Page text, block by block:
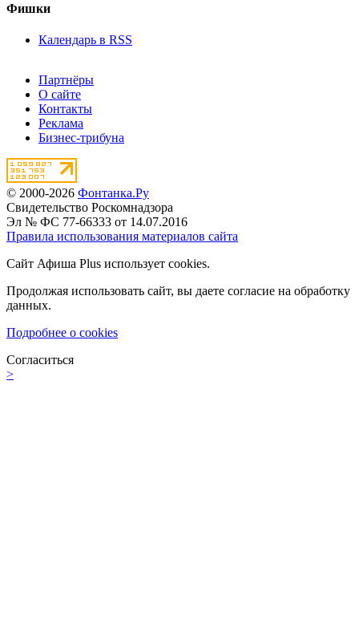
Фишки
Календарь в RSS
Партнёры
О сайте
Контакты
Реклама
Бизнес-трибуна
© 2000-2026 Фонтанка.Ру
Свидетельство Роскомнадзора
Эл № ФС 77-66333 от 14.07.2016
Правила использования материалов сайта
Сайт Афиша Plus использует cookies.
Продолжая использовать сайт, вы даете согласие на обработку
данных.
Подробнее о cookies
Согласиться
>